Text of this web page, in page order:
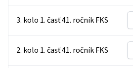
3. kolo 1. časť 41. ročník FKS
2. kolo 1. časť 41. ročník FKS